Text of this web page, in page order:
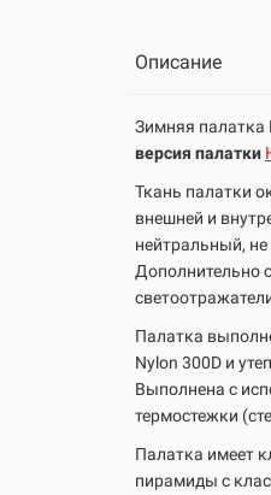
Описание
Зимняя палатка
версия палатки
Ткань палатки
внешней и
нейтральный, не
Дополнительно
Палатка
Nylon 300D и
Выполнена с
термостежки
Палатка имеет
пирамиды с